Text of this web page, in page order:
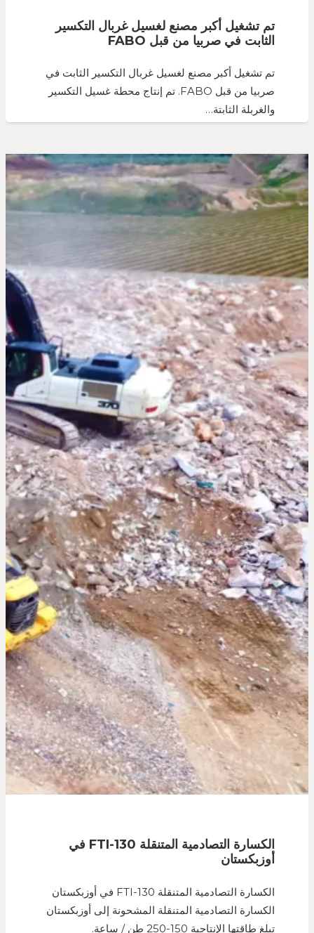
تم تشغيل أكبر مصنع لغسيل غربال التكسير
الثابت في صربيا من قبل FABO
تم تشغيل أكبر مصنع لغسيل غربال التكسير الثابت في
صربيا من قبل FABO. تم إنتاج محطة غسيل التكسير
والغربلة الثابتة…
الكسارة التصادمية المتنقلة FTI-130 في
أوزبكستان
الكسارة التصادمية المتنقلة FTI-130 في أوزبكستان
الكسارة التصادمية المتنقلة المشحونة إلى أوزبكستان
تبلغ طاقتها الإنتاجية 150-250 طن / ساعة.